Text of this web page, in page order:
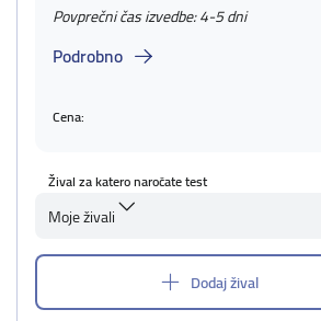
Povprečni čas izvedbe: 4-5 dni
Podrobno
Cena:
Žival za katero naročate test
Moje živali
Dodaj žival